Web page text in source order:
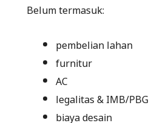
Belum termasuk:
pembelian lahan
furnitur
AC
legalitas & IMB/PBG
biaya desain